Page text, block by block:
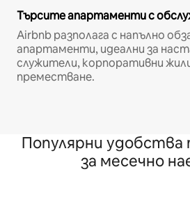
Търсите апартаменти с
Airbnb разполага с напълно
апартаменти, идеални за
служители, корпоративни
преместване.
Популярни
за месечно